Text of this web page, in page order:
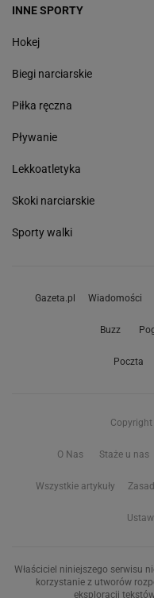
INNE SPORTY
Hokej
Biegi narciarskie
Piłka ręczna
Pływanie
Lekkoatletyka
Skoki narciarskie
Sporty walki
Gazeta.pl Wiadomości
Buzz
Poczta
O Nas Staże u nas
Wszystkie artykuły
Właściciel niniejszego serwisu
korzystanie z utworów
eksploracji